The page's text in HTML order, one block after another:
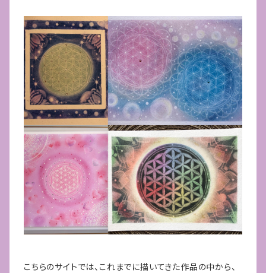
こちらのサイトでは、これまでに描いてきた作品の中から、